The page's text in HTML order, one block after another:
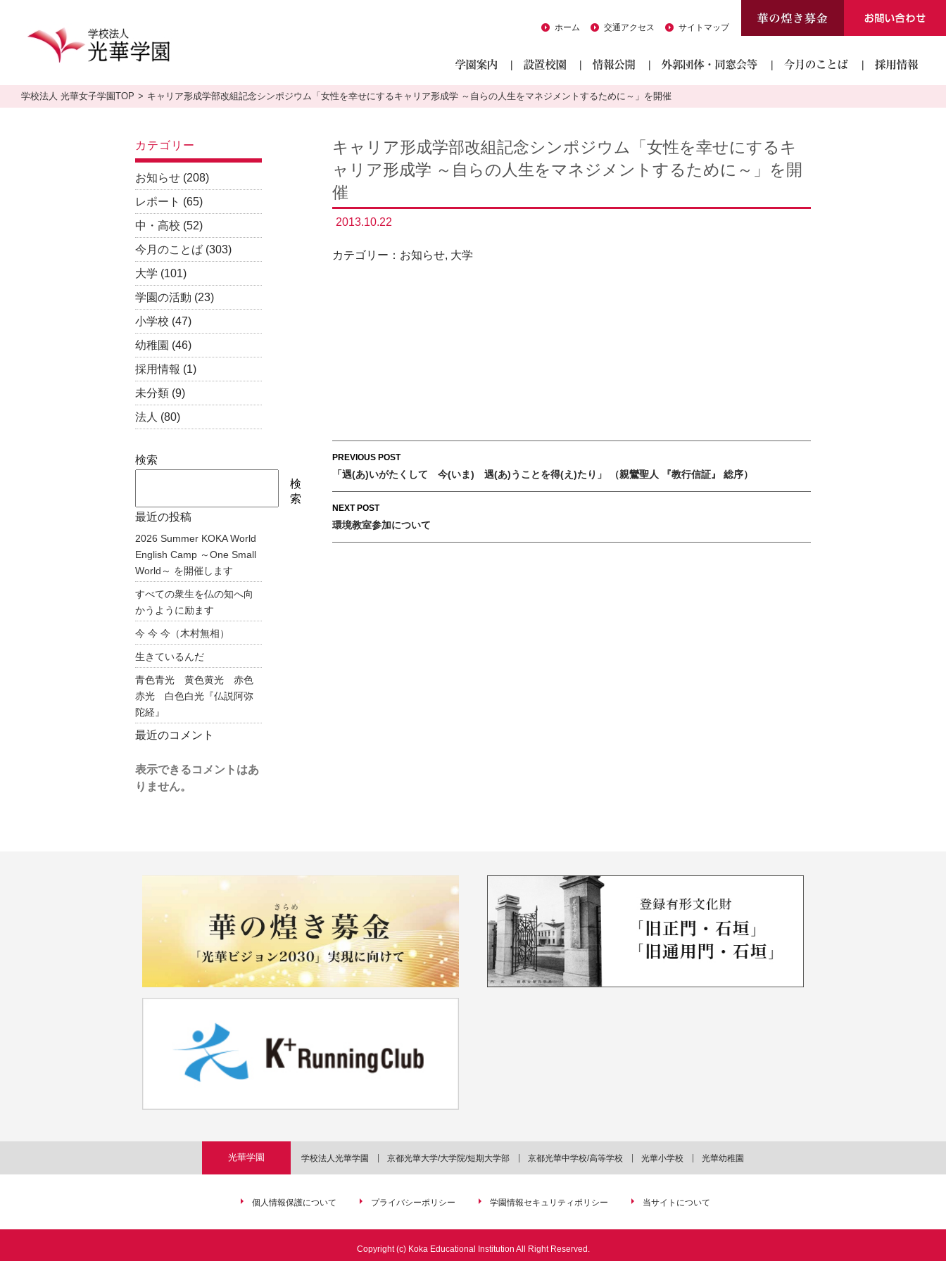
ホーム 交通アクセス サイトマップ
学校法人 光華女子学園TOP キャリア形成学部改組記念シンポジウム「女性を幸せにするキャリア形成学 ～自らの人生をマネジメントするために～」を開催
キャリア形成学部改組記念シンポジウム「女性を幸せにするキ
ャリア形成学 ～自らの人生をマネジメントするために～」を開
催
2013.10.22
カテゴリー： お知らせ, 大学
Post
navigation
PREVIOUS POST
「遇(あ)いがたくして 今(いま) 遇(あ)うことを得(え)たり」 （親鸞聖人 『教行信証』 総序）
NEXT POST
環境教室参加について
カテゴリー
お知らせ (208)
レポート (65)
中・高校 (52)
今月のことば (303)
大学 (101)
学園の活動 (23)
小学校 (47)
幼稚園 (46)
採用情報 (1)
未分類 (9)
法人 (80)
検索
検
索
最近の投稿
2026 Summer KOKA World
English Camp ～One Small
World～ を開催します
すべての衆生を仏の知へ向
かうように励ます
今 今 今（木村無相）
生きているんだ
青色青光 黄色黄光 赤色
赤光 白色白光『仏説阿弥
陀経』
最近のコメント
表示できるコメントはあ
りません。
光華学園 学校法人光華学園 京都光華大学/大学院/短期大学部 京都光華中学校/高等学校 光華小学校 光華幼稚園
個人情報保護について プライバシーポリシー 学園情報セキュリティポリシー 当サイトについて
Copyright (c) Koka Educational Institution All Right Reserved.